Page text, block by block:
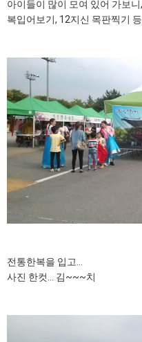
아이들이 많이 모여 있어 가보
복입어보기, 12지신 목판찍기
전통한복을 입고...
사진 한컷... 김~~~치